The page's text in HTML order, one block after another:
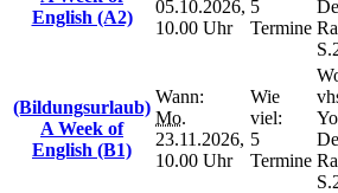
English (A2)
05.10.2026,
10.00 Uhr
5
Termine
(Bildungsurlaub)
A Week of
English (B1)
Wann:
Mo.
23.11.2026,
10.00 Uhr
Wie
viel:
5
Termine